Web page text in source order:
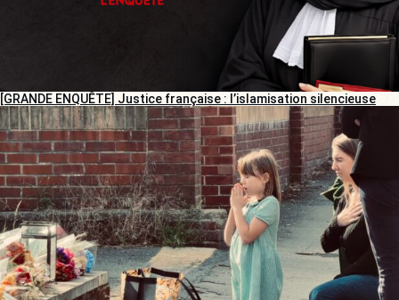
[GRANDE ENQUÊTE] Justice française : l’islamisation silencieuse